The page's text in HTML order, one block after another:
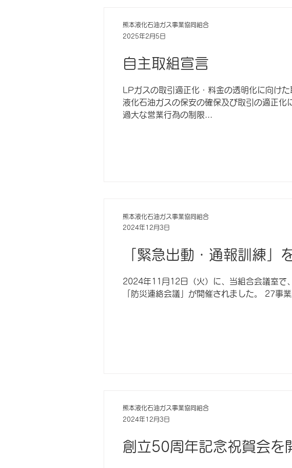
自主取組宣言
LPガスの取引適正化・料金の透明化に向け
液化石油ガスの保安の確保及び取引の適正化
過大な営業行為の制限...
熊本液化石油ガス事業協同組合
2025年2月5日
「緊急出動・通報訓練」
2024年11月12日（火）に、当組合会議室で
「防災連絡会議」が開催されました。 27事
熊本液化石油ガス事業協同組合
2024年12月3日
創立50周年記念祝賀会を
熊本液化石油ガス事業協同組合
2024年12月3日